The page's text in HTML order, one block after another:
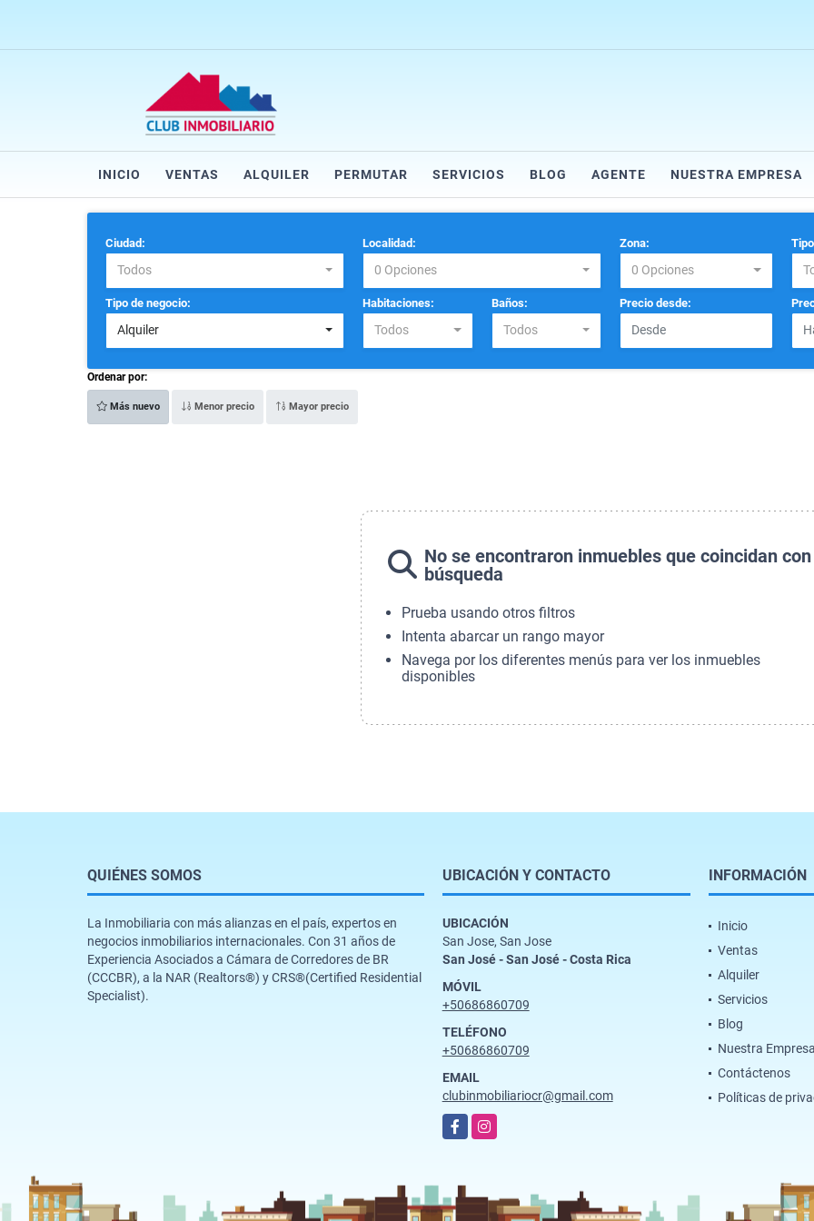
INICIO VENTAS ALQUILER PERMUTAR SERVICIOS BLOG AGENTE NUESTRA EMPRESA
Ciudad:
Todos
Localidad:
0 Opciones
Zona:
0 Opciones
Tipo de negocio:
Alquiler
Habitaciones:
Todos
Baños:
Todos
Precio desde:
Ordenar por:
Más nuevo Menor precio Mayor precio
No se encontraron inmuebles que coincidan
búsqueda
Prueba usando otros filtros
Intenta abarcar un rango mayor
Navega por los diferentes menús para ver los inmuebles
disponibles
QUIÉNES SOMOS
La Inmobiliaria con más alianzas en el país, expertos en
negocios inmobiliarios internacionales. Con 31 años de
Experiencia Asociados a Cámara de Corredores de BR
(CCCBR), a la NAR (Realtors®️) y CRS®️(Certified Residential
Specialist).
UBICACIÓN Y CONTACTO
UBICACIÓN
San Jose, San Jose
San José - San José - Costa Rica
MÓVIL
+50686860709
TELÉFONO
+50686860709
EMAIL
clubinmobiliariocr@gmail.com
FacebookInstagram
INFORMACIÓN
Inicio
Ventas
Alquiler
Servicios
Blog
Nuestra
Contáctenos
Políticas de